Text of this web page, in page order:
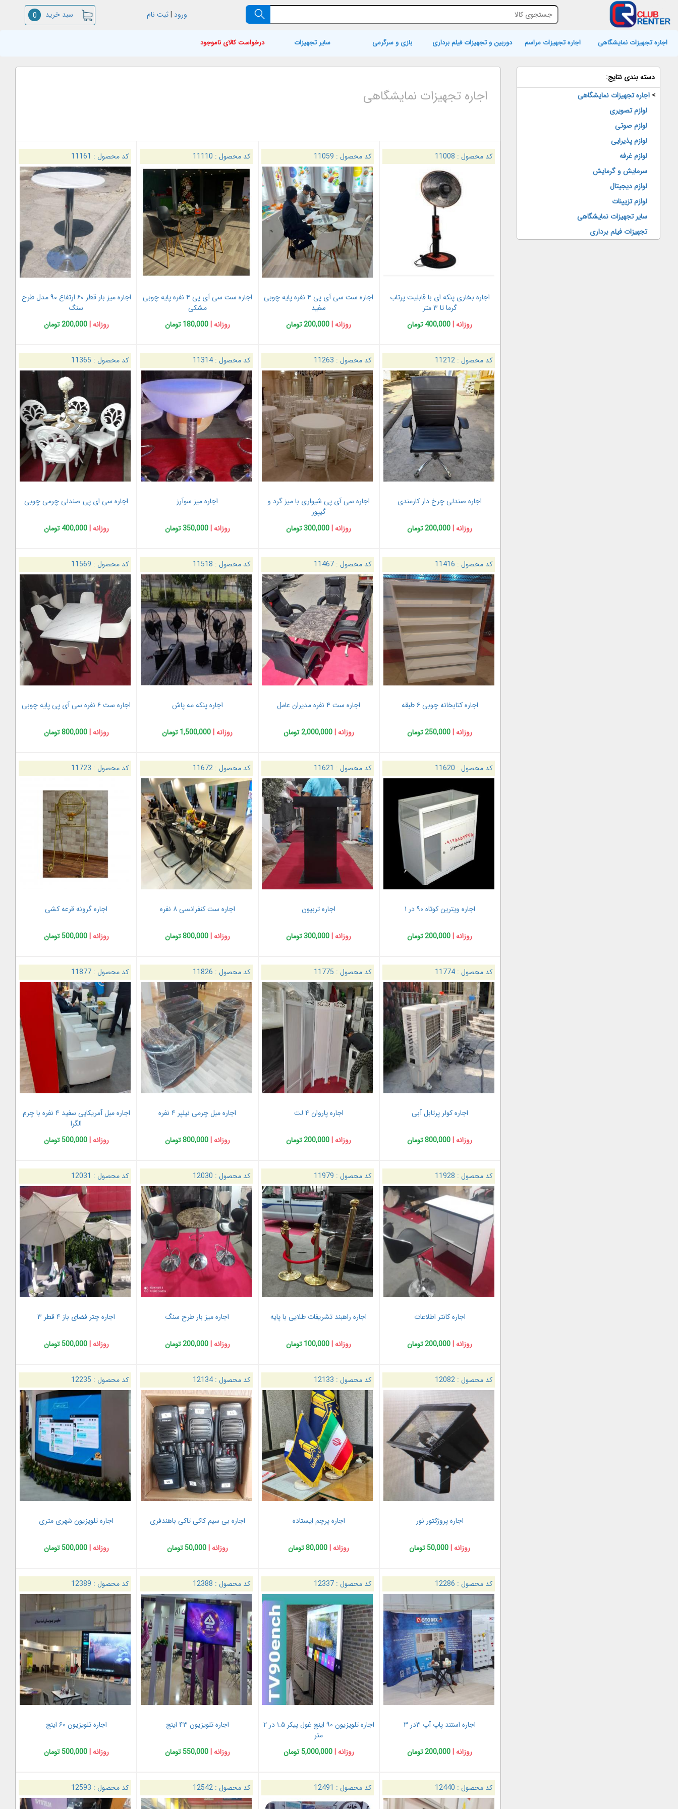
ورود |ثبت نام سبد خرید 0
اجاره تجهیزات نمایشگاهی اجاره تجهیزات مراسم دوربین و تجهیزات فیلم برداری بازی و سرگرمی سایر تجهیزات درخواست کالای ناموجود
اجاره تجهیزات نمایشگاهی
کد محصول : 11008
اجاره بخاری پنکه ای با قابلیت پرتاب
گرما تا ۳ متر
روزانه | 400,000 تومان
کد محصول : 11059
اجاره ست سی آی پی ۴ نفره پایه چوبی
سفید
روزانه | 200,000 تومان
کد محصول : 11110
اجاره ست سی آی پی ۴ نفره پایه چوبی
مشکی
روزانه |180,000 تومان
کد محصول : 11161
اجاره میز بار قطر ۶۰ ارتفاع ۹۰ مدل طرح
سنگ
روزانه |200,000 تومان
کد محصول : 11212
اجاره صندلی چرخ دار کارمندی
روزانه | 200,000 تومان
کد محصول : 11263
اجاره سی آی پی شیواری با میز گرد و
گیپور
روزانه | 300,000 تومان
کد محصول :11314
اجاره میز سوآرز
روزانه |350,000 تومان
کد محصول : 11365
اجاره سی ای پی صندلی چرمی چوبی
روزانه |400,000 تومان
کد محصول : 11416
اجاره کتابخانه چوبی ۶ طبقه
روزانه | 250,000 تومان
کد محصول :11467
اجاره ست ۴ نفره مدیران عامل
روزانه |2,000,000 تومان
کد محصول : 11518
اجاره پنکه مه پاش
روزانه | 1,500,000 تومان
کد محصول : 11569
اجاره ست ۶ نفره سی آی پی پایه چوبی
روزانه |800,000 تومان
کد محصول : 11620
اجاره ویترین کوتاه ۹۰ در ۱
روزانه | 200,000 تومان
کد محصول : 11621
اجاره تربیون
روزانه | 300,000 تومان
کد محصول :11672
اجاره ست کنفرانسی ۸ نفره
روزانه |800,000 تومان
کد محصول : 11723
اجاره گرونه قرعه کشی
روزانه |500,000 تومان
کد محصول : 11774
اجاره کولر پرتابل آبی
روزانه | 800,000 تومان
کد محصول : 11775
اجاره پاروان ۴ لت
روزانه | 200,000 تومان
کد محصول : 11826
اجاره مبل چرمی نیلپر ۴ نفره
روزانه |800,000 تومان
کد محصول : 11877
اجاره مبل آمریکایی سفید ۴ نفره با چرم
الگرا
روزانه |500,000 تومان
کد محصول : 11928
اجاره کانتر اطلاعات
روزانه | 200,000 تومان
کد محصول : 11979
اجاره راهبند تشریفات طلایی با پایه
روزانه | 100,000 تومان
کد محصول : 12030
اجاره میز بار طرح سنگ
روزانه |200,000 تومان
کد محصول : 12031
اجاره چتر فضای باز ۴ قطر ۳
روزانه |500,000 تومان
کد محصول : 12082
اجاره پروژکتور نور
روزانه | 50,000 تومان
کد محصول : 12133
اجاره پرچم ایستاده
روزانه | 80,000 تومان
کد محصول :12134
اجاره بی سیم کاکی تاکی باهندفری
روزانه |50,000 تومان
کد محصول : 12235
اجاره تلویزیون شهری متری
روزانه |500,000 تومان
کد محصول : 12286
اجاره استند پاپ آپ ۳در ۳
روزانه | 200,000 تومان
کد محصول :12337
اجاره تلویزیون ۹۰ اینچ غول پیکر ۱.۵ در ۲
متر
روزانه |5,000,000 تومان
کد محصول : 12388
اجاره تلویزیون ۴۳ اینچ
روزانه |550,000 تومان
کد محصول : 12389
اجاره تلویزیون ۶۰ اینچ
روزانه |500,000 تومان
کد محصول : 12440 کد محصول : 12491 کد محصول :12542 کد محصول : 12593
دسته بندی نتایج:
> اجاره تجهیزات نمایشگاهی
لوازم تصویری
لوازم صوتی
لوازم پذیرایی
لوازم غرفه
سرمایش و گرمایش
لوازم دیجیتال
لوازم تزیینات
سایر تجهیزات نمایشگاهی
تجهیزات فیلم برداری